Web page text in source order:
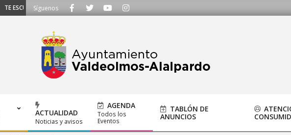
TE ESCUCHAMOS - Llámanos al 91 620 21 53 o escríbenos a ayuntamiento@alalpardo.org
Síguenos
ACTUALIDAD
Noticias y avisos
AGENDA
Todos los
Eventos
TABLÓN DE
ANUNCIOS